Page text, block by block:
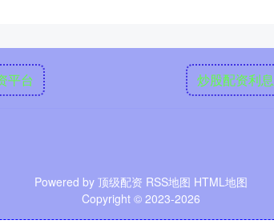
平台 炒股配资利息
Powered by 顶级配资 RSS地图 HTML地图
Copyright © 2023-2026